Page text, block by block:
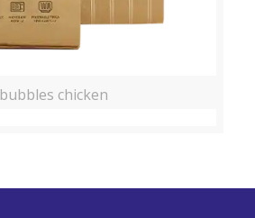
bubbles chicken